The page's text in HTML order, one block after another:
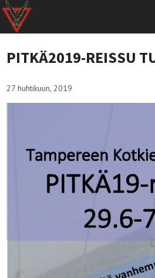
PITKÄ2019-REISSU
27 huhtikuun, 2019